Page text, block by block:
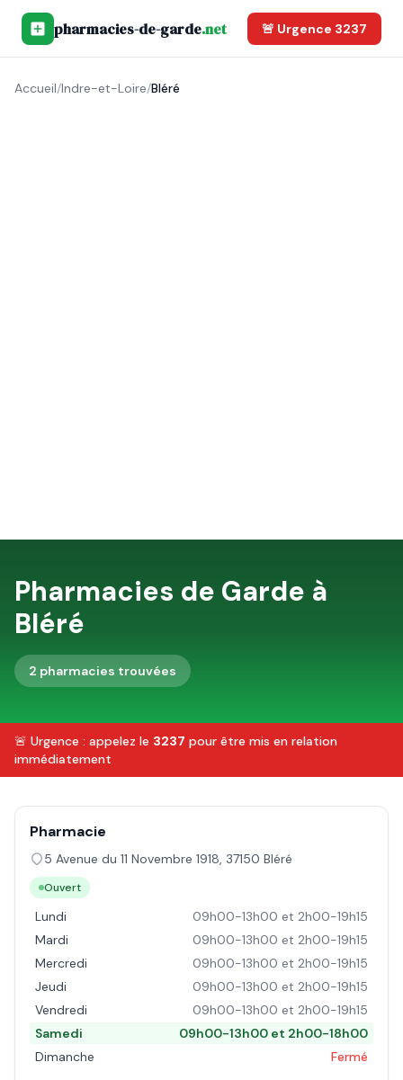
pharmacies-de-garde.net 🚨 Urgence 3237
Accueil/Indre-et-Loire/Bléré
Pharmacies de Garde à
Bléré
2 pharmacies trouvées
🚨 Urgence : appelez le 3237 pour être mis en relation
immédiatement
Pharmacie
5 Avenue du 11 Novembre 1918, 37150 Bléré
Ouvert
Lundi
09h00-13h00 et 2h00-19h15
Mardi
09h00-13h00 et 2h00-19h15
Mercredi
09h00-13h00 et 2h00-19h15
Jeudi
09h00-13h00 et 2h00-19h15
Vendredi
09h00-13h00 et 2h00-19h15
Samedi
09h00-13h00 et 2h00-18h00
Dimanche
Fermé